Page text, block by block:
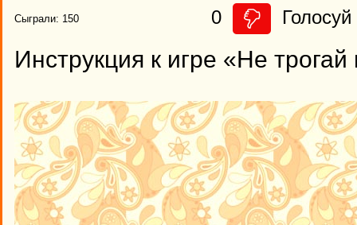
Сыграли: 150 0 Голосуй
Инструкция к игре «Не